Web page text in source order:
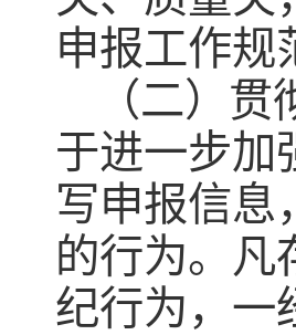
申报工作规
（二）
于进一步加
写申报信息
的行为。凡
纪行为，一